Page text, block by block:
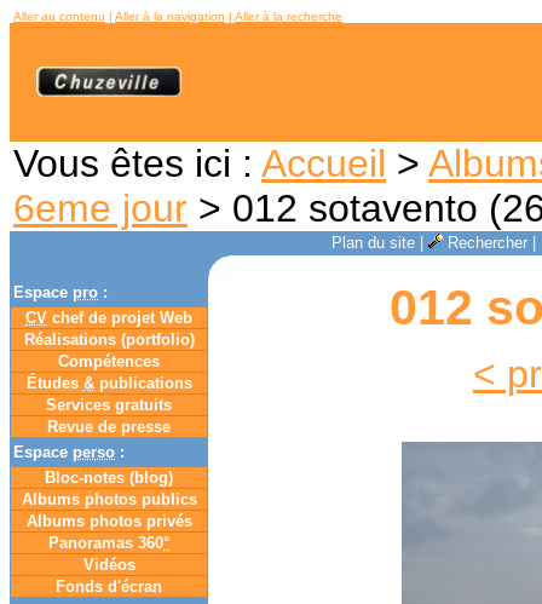
Aller au contenu | Aller à la navigation | Aller à la recherche
Vous êtes ici : Accueil >
6eme jour > 012 sotavento
Plan du site| Rechercher|
Espace pro :
CV chef de projet Web
Réalisations (portfolio)
Compétences
Études &publications
Services gratuits
Revue de presse
Espace perso :
Bloc-notes (blog)
Albums photos publics
Albums photos privés
Panoramas 360°
Vidéos
Fonds d'écran
012
<